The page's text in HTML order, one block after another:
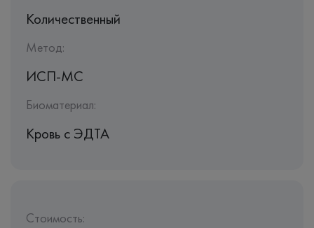
Количественный
Метод:
ИСП-МС
Биоматериал:
Кровь c ЭДТА
Стоимость: